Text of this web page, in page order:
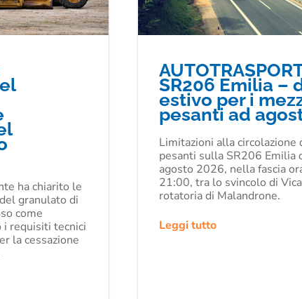
ha chiarito le
granulato di
come
i requisiti tecnici
la cessazione
SR206 Emilia –
estivo per i
pesanti ad
Limitazioni alla circolazione
pesanti sulla SR206 Emilia
agosto 2026, nella fascia
21:00, tra lo svincolo di
rotatoria di Malandrone.
Leggi tutto